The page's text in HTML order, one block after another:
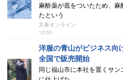
麻酔薬が底をついたため、
たという
文春オンライン
10:00
洋服の青山がビジネス向
全国で販売開始
同じ福山市に本社を置くサ